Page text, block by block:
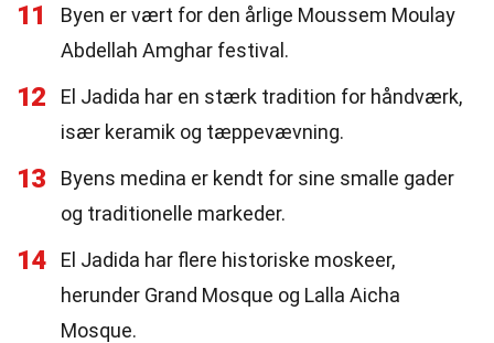
11
Byen er vært for den årlige Moussem Moulay
Abdellah Amghar festival.
12
El Jadida har en stærk tradition for håndværk,
især keramik og tæppevævning.
13
Byens medina er kendt for sine smalle gader
og traditionelle markeder.
14
El Jadida har flere historiske moskeer,
herunder Grand Mosque og Lalla Aicha
Mosque.